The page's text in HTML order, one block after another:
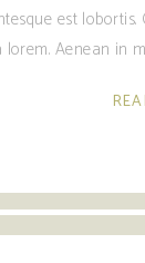
est
Aenean in